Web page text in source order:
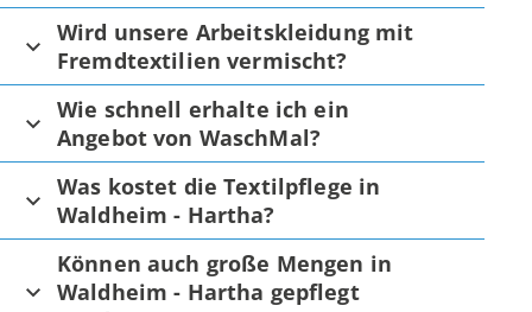
Wird unsere Arbeitskleidung mit
Fremdtextilien vermischt?
Wie schnell erhalte ich ein
Angebot von WaschMal?
Was kostet die Textilpflege in
Waldheim - Hartha?
Können auch große Mengen in
Waldheim - Hartha gepflegt